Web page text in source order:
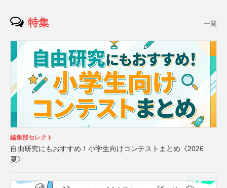
特集 一覧
編集部セレクト
自由研究にもおすすめ！小学生向けコンテストまとめ《2026
夏》